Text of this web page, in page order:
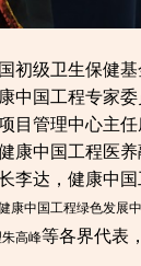
初级卫生保健
中国工程专家
目管理中心主任
康中国工程医
李达，健康中
康中国工程绿色发展中
高峰等各界代表